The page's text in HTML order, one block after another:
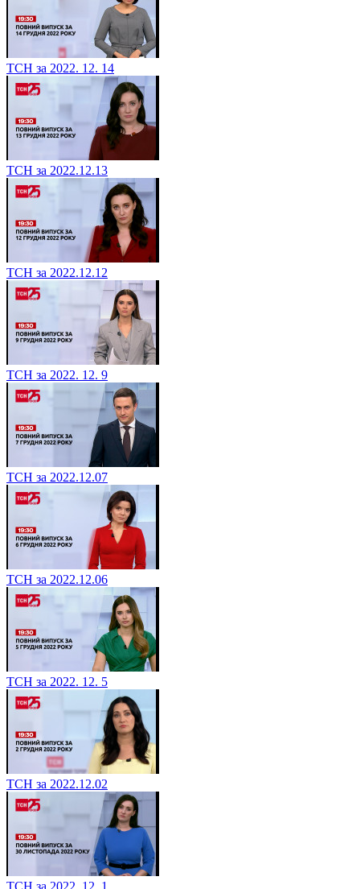
ТСН за 2022. 12. 14
ТСН за 2022.12.13
ТСН за 2022.12.12
ТСН за 2022. 12. 9
ТСН за 2022.12.07
ТСН за 2022.12.06
ТСН за 2022. 12. 5
ТСН за 2022.12.02
ТСН за 2022. 12. 1